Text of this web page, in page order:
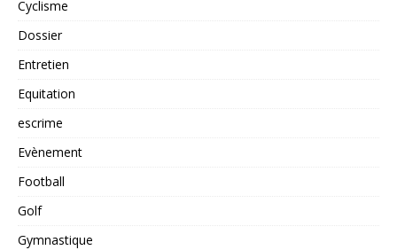
Cyclisme
Dossier
Entretien
Equitation
escrime
Evènement
Football
Golf
Gymnastique